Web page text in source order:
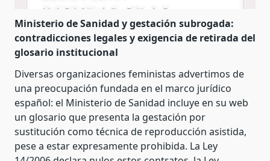
Ministerio de Sanidad y gestación subrogada:
contradicciones legales y exigencia de retirada del
glosario institucional
Diversas organizaciones feministas advertimos de
una preocupación fundada en el marco jurídico
español: el Ministerio de Sanidad incluye en su web
un glosario que presenta la gestación por
sustitución como técnica de reproducción asistida,
pese a estar expresamente prohibida. La Ley